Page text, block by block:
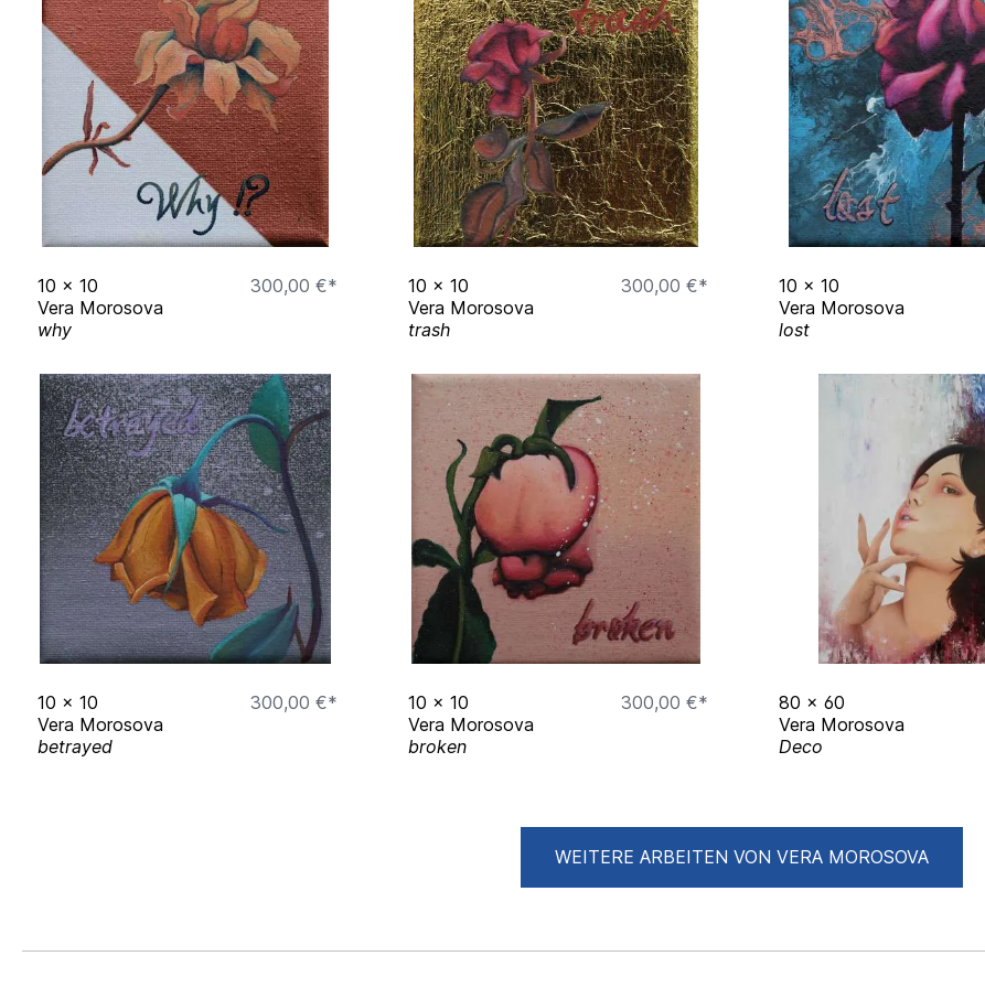
2021 Arbeit: Gestern-Heute-Morgen, Rechtsschutzsaal Bildstock,
Friedrichsthal
2020Meisterinnenausstellung, Arrivalroom, Saarbrücken
2019St.Barbara, Stadthalle Püttlingen, Püttlingen
2018Eine Nacht im Glaskasten, HBK Saar, Saarbrücken
2017
King Kong, Kunsthochschule Mainz, Mainz
10 x 10
300,00 €*
Vera Morosova
why
10 x 10
300,00 €*
Vera Morosova
trash
10 x 10
Vera Morosova
lost
10 x 10
300,00 €*
Vera Morosova
betrayed
10 x 10
300,00 €*
Vera Morosova
broken
80 x 60
Vera Morosova
Deco
WEITERE ARBEITEN VON VERA MOROSOVA